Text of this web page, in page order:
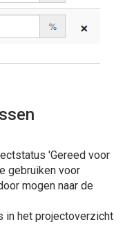
'Gereed voor
gebruiken voor
mogen naar de
in het projectoverzicht